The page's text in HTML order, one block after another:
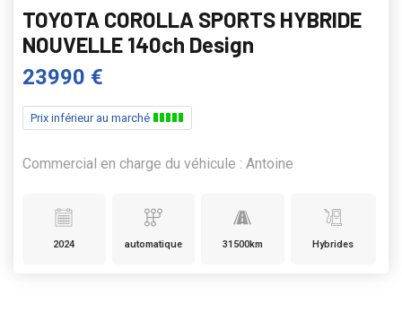
TOYOTA COROLLA SPORTS HYBRIDE
NOUVELLE 140ch Design
23990 €
Prix inférieur au marché
Commercial en charge du véhicule : Antoine
2024 automatique 31500km Hybrides